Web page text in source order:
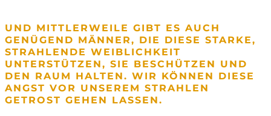
UND MITTLERWEILE GIBT ES AUCH
GENÜGEND MÄNNER, DIE DIESE STARKE,
STRAHLENDE WEIBLICHKEIT
UNTERSTÜTZEN, SIE BESCHÜTZEN UND
DEN RAUM HALTEN. WIR KÖNNEN DIESE
ANGST VOR UNSEREM STRAHLEN
GETROST GEHEN LASSEN.